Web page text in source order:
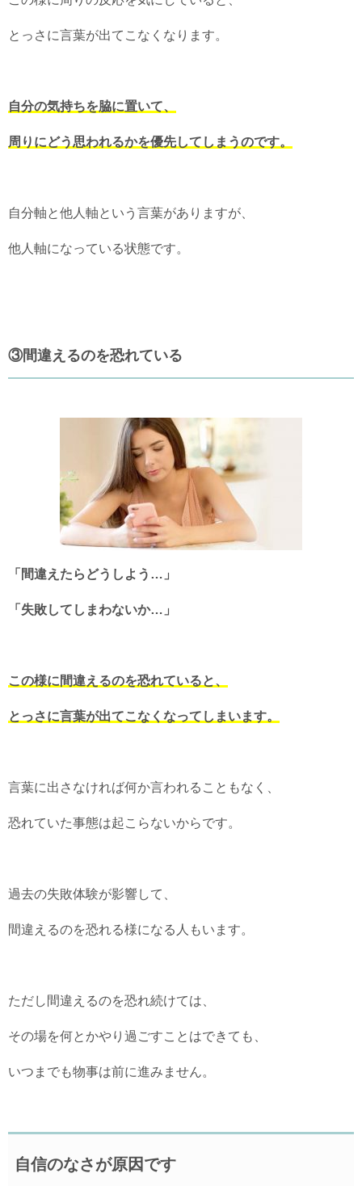
とっさに言葉が出てこなくなります。
自分の気持ちを脇に置いて、
周りにどう思われるかを優先してしまうのです。
自分軸と他人軸という言葉がありますが、
他人軸になっている状態です。
③間違えるのを恐れている
「間違えたらどうしよう…」
「失敗してしまわないか…」
この様に間違えるのを恐れていると、
とっさに言葉が出てこなくなってしまいます。
言葉に出さなければ何か言われることもなく、
恐れていた事態は起こらないからです。
過去の失敗体験が影響して、
間違えるのを恐れる様になる人もいます。
ただし間違えるのを恐れ続けては、
その場を何とかやり過ごすことはできても、
いつまでも物事は前に進みません。
自信のなさが原因です